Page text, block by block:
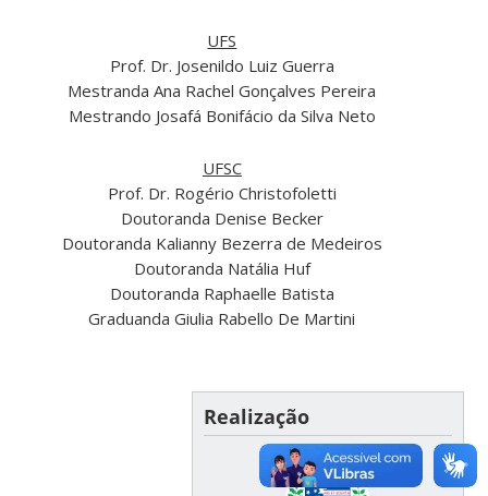
UFS
Prof. Dr. Josenildo Luiz Guerra
Mestranda Ana Rachel Gonçalves Pereira
Mestrando Josafá Bonifácio da Silva Neto
UFSC
Prof. Dr. Rogério Christofoletti
Doutoranda Denise Becker
Doutoranda Kalianny Bezerra de Medeiros
Doutoranda Natália Huf
Doutoranda Raphaelle Batista
Graduanda Giulia Rabello De Martini
Realização